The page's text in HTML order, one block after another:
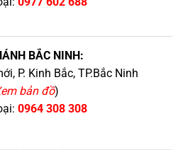
BẮC NINH:
P. Kinh Bắc, TP.Bắc Ninh
bản đồ)
0964 308 308